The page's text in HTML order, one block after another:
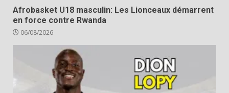
Afrobasket U18 masculin: Les Lionceaux démarrent
en force contre Rwanda
06/08/2026